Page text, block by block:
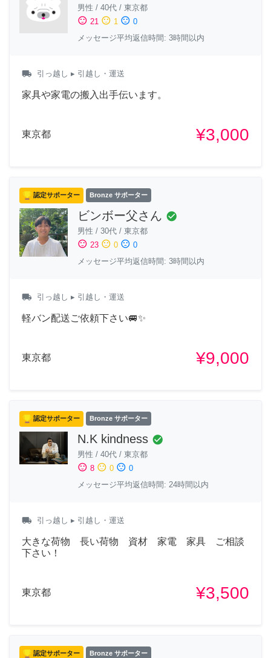
男性 / 40代 / 東京都
sentiment_satisfied 21 sentiment_neutral 1 sentiment_dissatisfied 0
メッセージ平均返信時間: 3時間以内
local_shipping 引っ越し ▸ 引越し・運送
家具や家電の搬入出手伝います。
東京都 ¥3,000
認定サポーター Bronze サポーター
ビンボー父さん check_circle
男性 / 30代 / 東京都
sentiment_satisfied 23 sentiment_neutral 0 sentiment_dissatisfied 0
メッセージ平均返信時間: 3時間以内
local_shipping 引っ越し ▸ 引越し・運送
軽バン配送ご依頼下さい🚐✨
東京都 ¥9,000
認定サポーター Bronze サポーター
N.K kindness check_circle
男性 / 40代 / 東京都
sentiment_satisfied 8 sentiment_neutral 0 sentiment_dissatisfied 0
メッセージ平均返信時間: 24時間以内
local_shipping 引っ越し ▸ 引越し・運送
大きな荷物 長い荷物 資材 家電 家具 ご相談
下さい！
東京都 ¥3,500
認定サポーター Bronze サポーター